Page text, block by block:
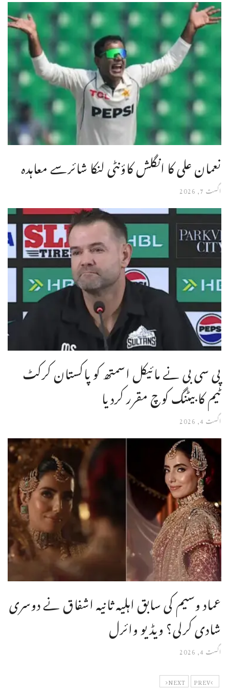
نعمان علی کا انگلش کاؤنٹی لنکا شائرسے معاہدہ
اگست 7, 2026
پی سی بی نے مائیکل اسمتھ کو پاکستان کرکٹ
ٹیم کا بیٹنگ کوچ مقرر کردیا
اگست 4, 2026
عماد وسیم کی سابق اہلیہ ثانیہ اشفاق نے دوسری
شادی کرلی؟ ویڈیو وائرل
اگست 4, 2026
PREV
NEXT